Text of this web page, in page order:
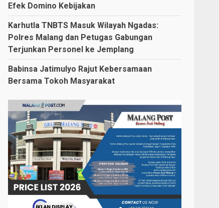
Efek Domino Kebijakan
Karhutla TNBTS Masuk Wilayah Ngadas:
Polres Malang dan Petugas Gabungan
Terjunkan Personel ke Jemplang
Babinsa Jatimulyo Rajut Kebersamaan
Bersama Tokoh Masyarakat